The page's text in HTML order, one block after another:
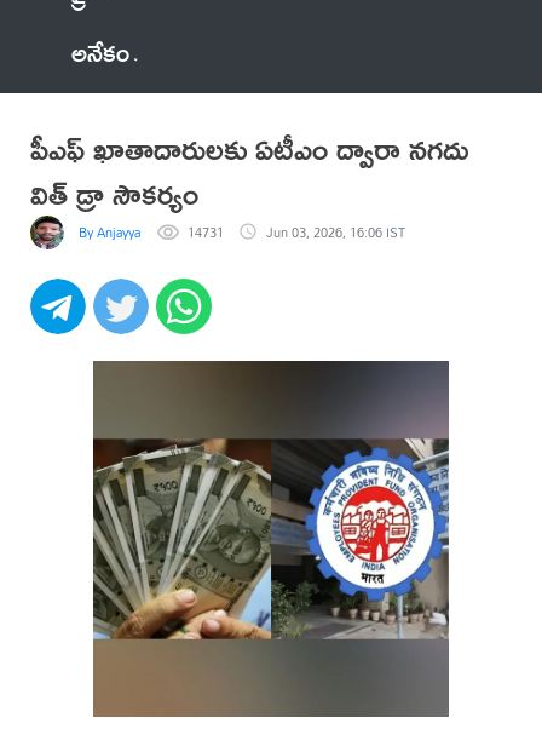
అనేకం
పీఎఫ్ ఖాతాదారులకు ఏటీఎం ద్వారా నగదు
విత్ డ్రా సౌకర్యం
By Anjayya 14731 Jun 03, 2026, 16:06 IST